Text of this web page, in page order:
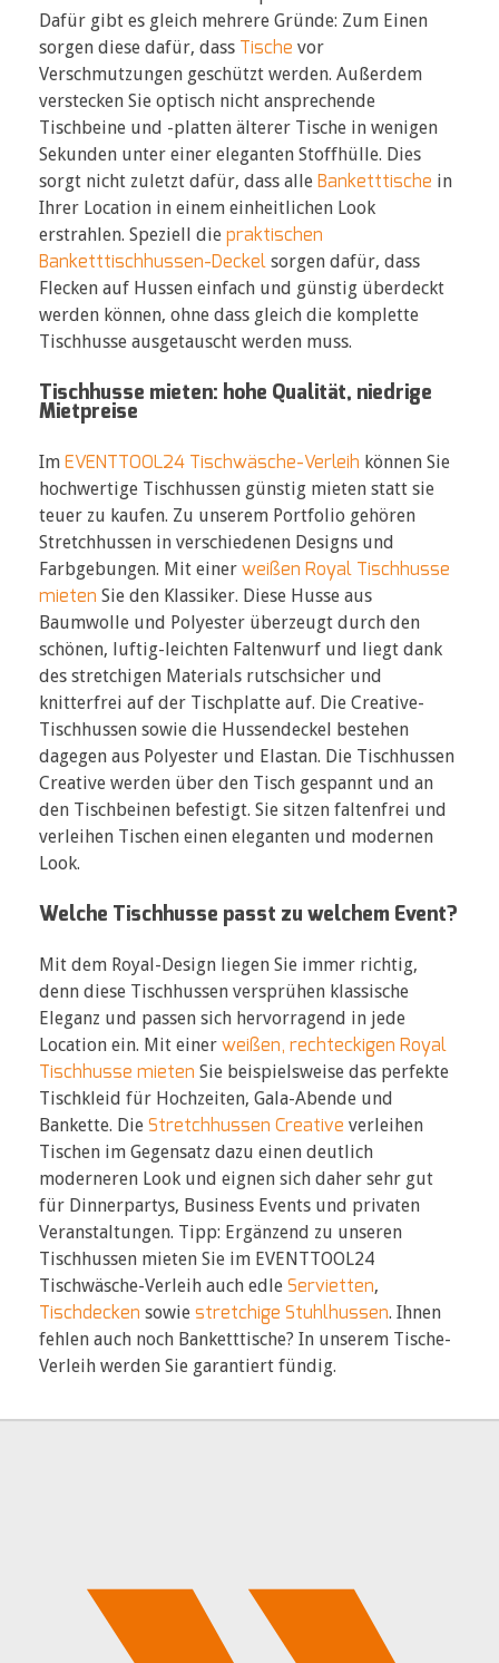
Dafür gibt es gleich mehrere Gründe: Zum Einen
sorgen diese dafür, dass Tische vor
Verschmutzungen geschützt werden. Außerdem
verstecken Sie optisch nicht ansprechende
Tischbeine und -platten älterer Tische in wenigen
Sekunden unter einer eleganten Stoffhülle. Dies
sorgt nicht zuletzt dafür, dass alle Banketttische in
Ihrer Location in einem einheitlichen Look
erstrahlen. Speziell die praktischen
Banketttischhussen-Deckel sorgen dafür, dass
Flecken auf Hussen einfach und günstig überdeckt
werden können, ohne dass gleich die komplette
Tischhusse ausgetauscht werden muss.
Tischhusse mieten: hohe Qualität, niedrige
Mietpreise
Im EVENTTOOL24 Tischwäsche-Verleih können Sie
hochwertige Tischhussen günstig mieten statt sie
teuer zu kaufen. Zu unserem Portfolio gehören
Stretchhussen in verschiedenen Designs und
Farbgebungen. Mit einer weißen Royal Tischhusse
mieten Sie den Klassiker. Diese Husse aus
Baumwolle und Polyester überzeugt durch den
schönen, luftig-leichten Faltenwurf und liegt dank
des stretchigen Materials rutschsicher und
knitterfrei auf der Tischplatte auf. Die Creative-
Tischhussen sowie die Hussendeckel bestehen
dagegen aus Polyester und Elastan. Die Tischhussen
Creative werden über den Tisch gespannt und an
den Tischbeinen befestigt. Sie sitzen faltenfrei und
verleihen Tischen einen eleganten und modernen
Look.
Welche Tischhusse passt zu welchem Event?
Mit dem Royal-Design liegen Sie immer richtig,
denn diese Tischhussen versprühen klassische
Eleganz und passen sich hervorragend in jede
Location ein. Mit einer weißen, rechteckigen Royal
Tischhusse mieten Sie beispielsweise das perfekte
Tischkleid für Hochzeiten, Gala-Abende und
Bankette. Die Stretchhussen Creative verleihen
Tischen im Gegensatz dazu einen deutlich
moderneren Look und eignen sich daher sehr gut
für Dinnerpartys, Business Events und privaten
Veranstaltungen. Tipp: Ergänzend zu unseren
Tischhussen mieten Sie im EVENTTOOL24
Tischwäsche-Verleih auch edle Servietten,
Tischdecken sowie stretchige Stuhlhussen. Ihnen
fehlen auch noch Banketttische? In unserem Tische-
Verleih werden Sie garantiert fündig.